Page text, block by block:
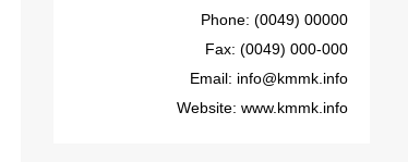
Phone: (0049) 00000
Fax: (0049) 000-000
Email: info@kmmk.info
Website: www.kmmk.info